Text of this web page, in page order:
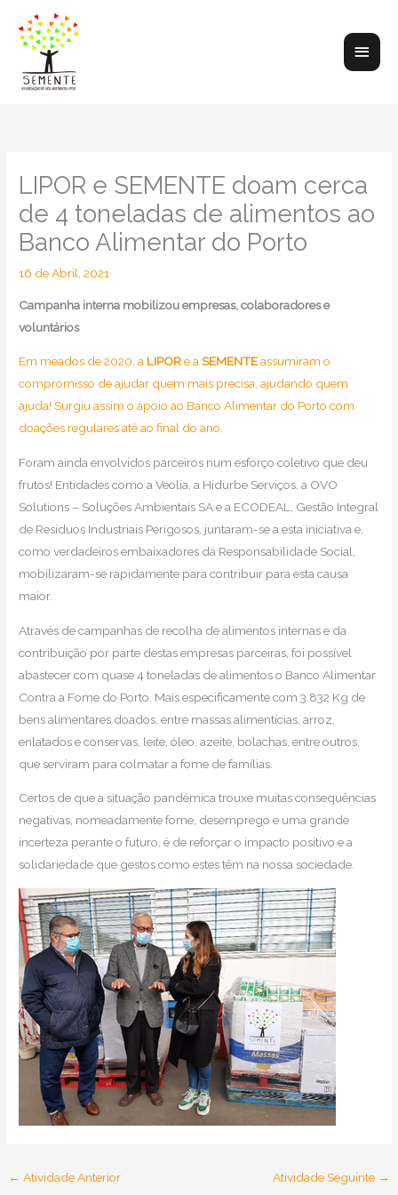
content
Main
LIPOR e SEMENTE doam cerca
de 4 toneladas de alimentos ao
Banco Alimentar do Porto
16 de Abril, 2021
Campanha interna mobilizou empresas, colaboradores e
voluntários
Em meados de 2020, a LIPORe aSEMENTEassumiram o
compromisso de ajudar quem mais precisa, ajudando quem
ajuda! Surgiu assim o apoio ao Banco Alimentar do Porto com
doações regulares até ao final do ano.
Foram ainda envolvidos parceiros num esforço coletivo que deu
frutos! Entidades como a Veolia, a Hidurbe Serviços, a OVO
Solutions – Soluções Ambientais SA e a ECODEAL, Gestão Integral
de Resíduos Industriais Perigosos, juntaram-se a esta iniciativa e,
como verdadeiros embaixadores da Responsabilidade Social,
mobilizaram-se rapidamente para contribuir para esta causa
maior.
Através de campanhas de recolha de alimentos internas e da
contribuição por parte destas empresas parceiras, foi possível
abastecer com quase 4 toneladas de alimentos o Banco Alimentar
Contra a Fome do Porto. Mais especificamente com 3.832 Kg de
bens alimentares doados, entre massas alimentícias, arroz,
enlatados e conservas, leite, óleo, azeite, bolachas, entre outros,
que serviram para colmatar a fome de famílias.
Certos de que a situação pandémica trouxe muitas consequências
negativas, nomeadamente fome, desemprego e uma grande
incerteza perante o futuro, é de reforçar o impacto positivo e a
solidariedade que gestos como estes têm na nossa sociedade.
← Atividade Anterior Atividade Seguinte →